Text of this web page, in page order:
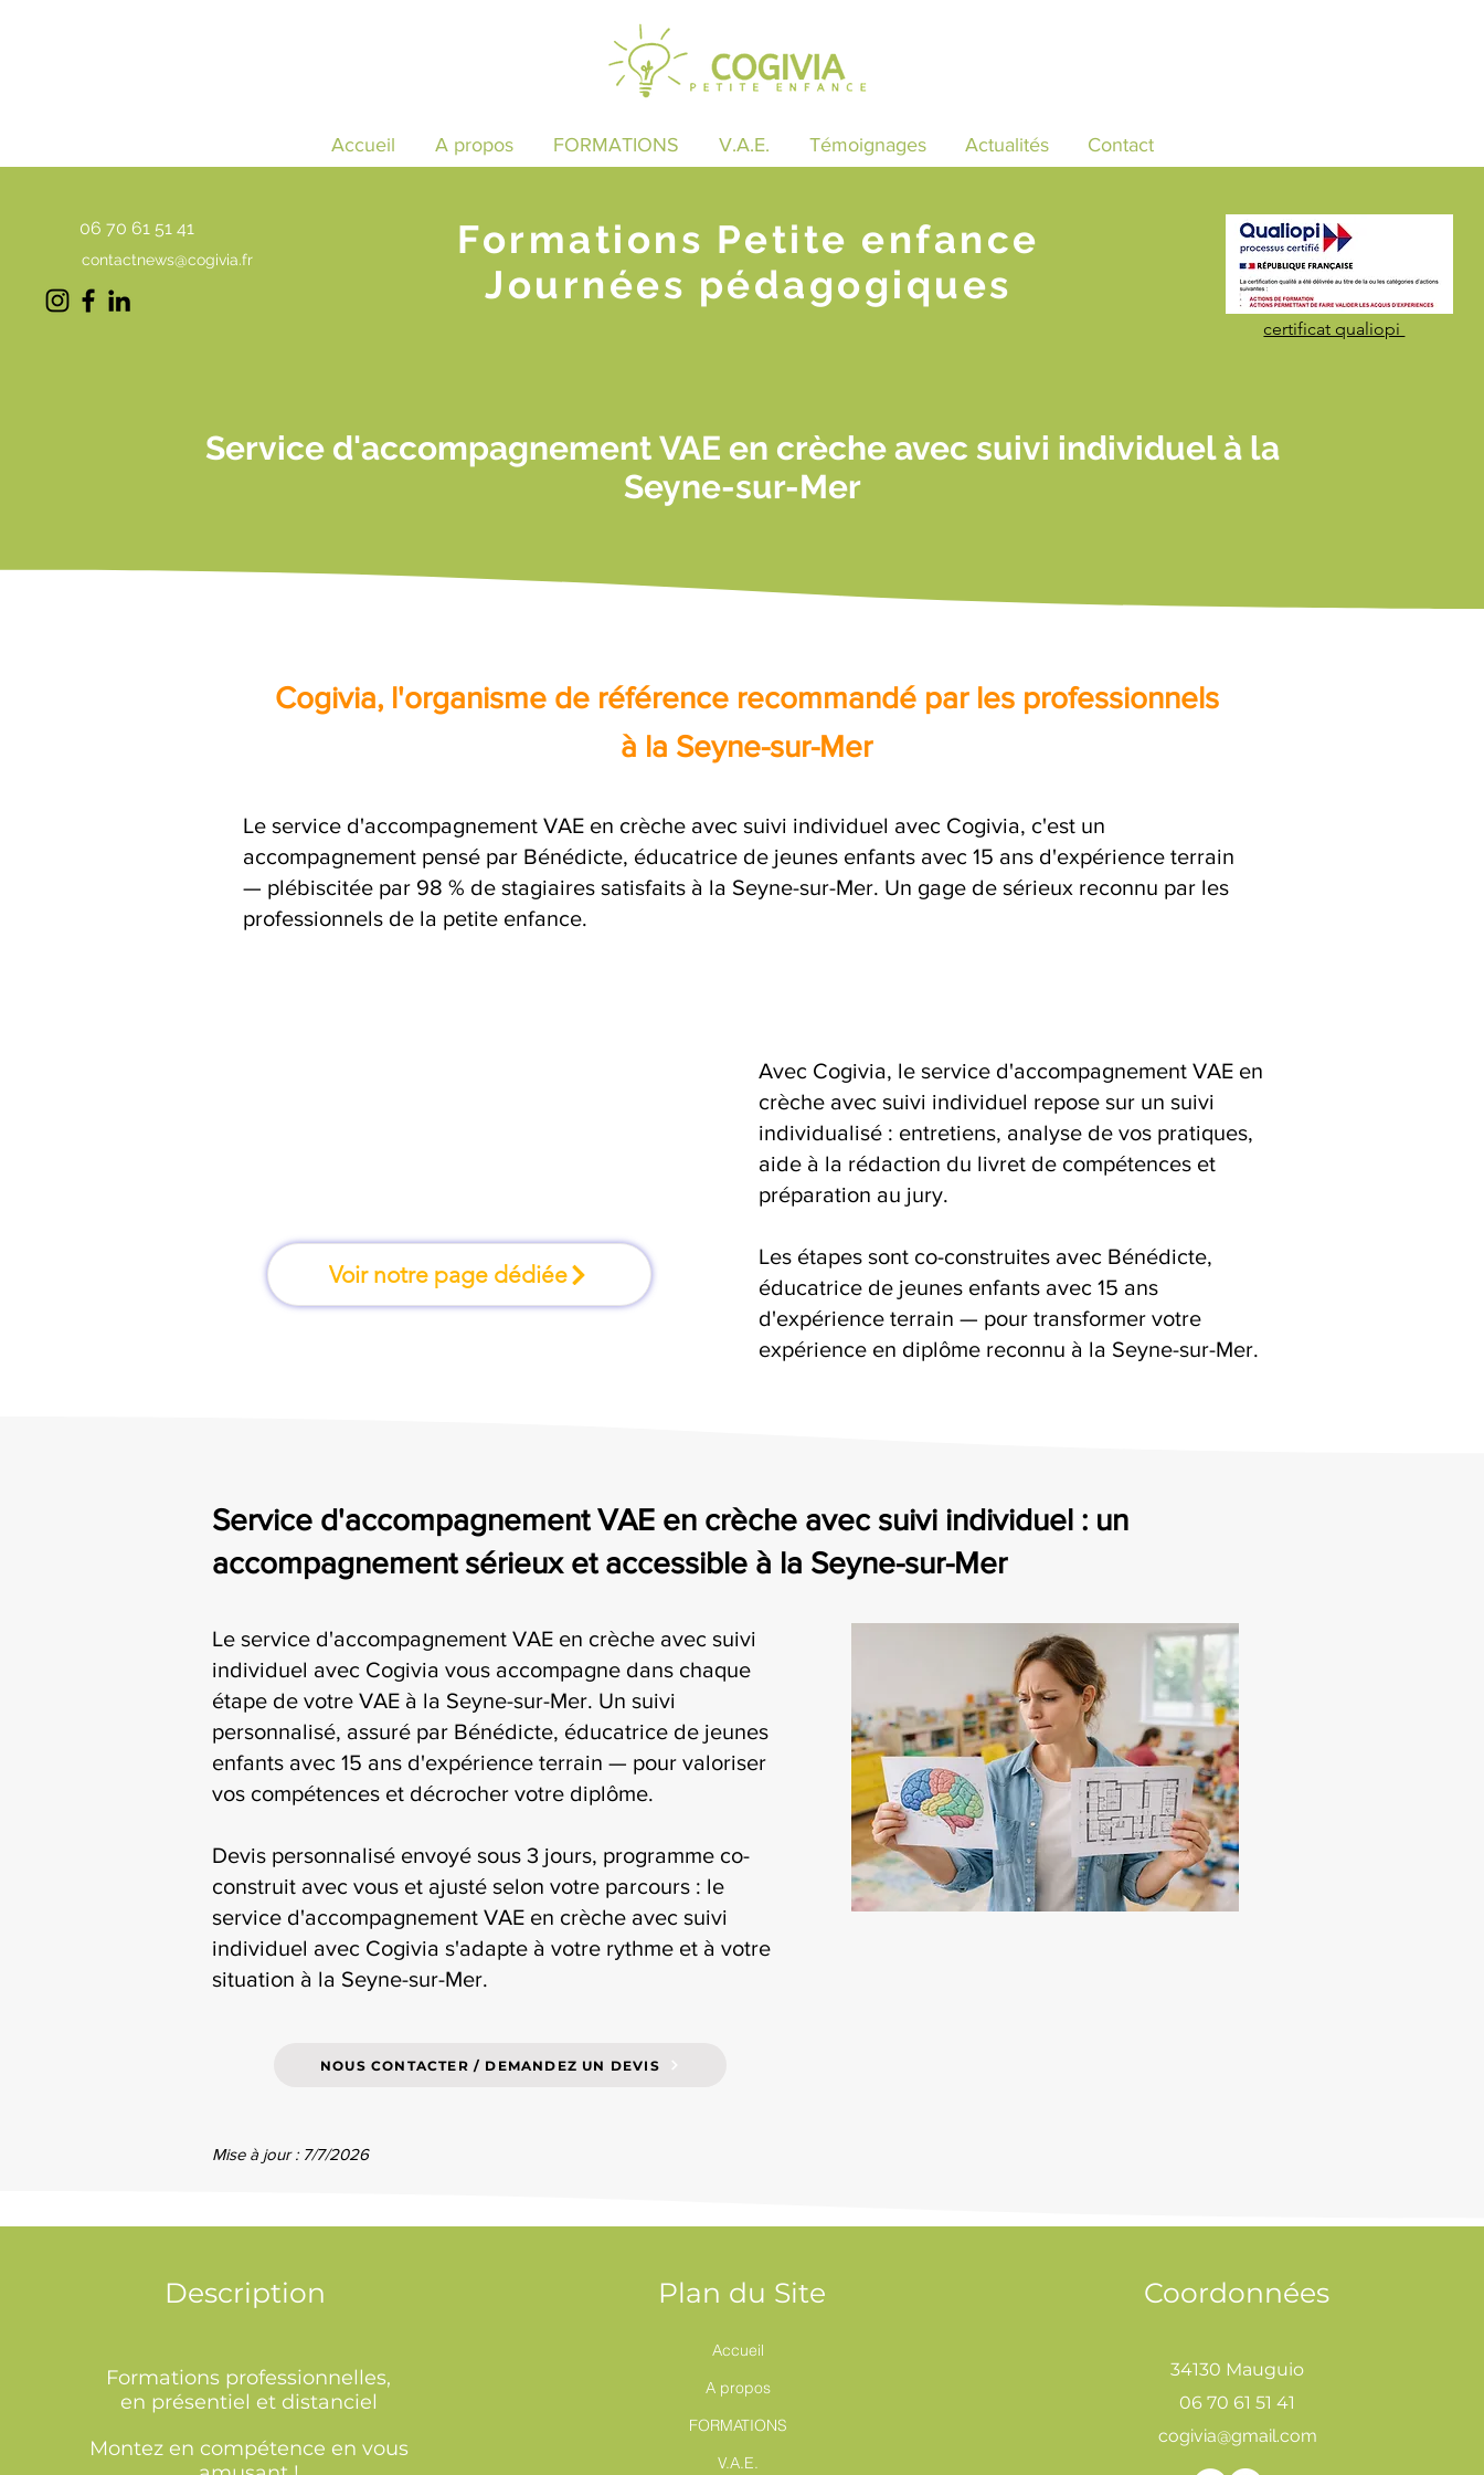
Accueil A propos FORMATIONS V.A.E. Témoignages Actualités Contact
06 70 61 51 41
contactnews@cogivia.fr
Formations Petite enfance
Journées pédagogiques
certificat qualiopi
Service d'accompagnement VAE en crèche avec suivi individuel à la
Seyne-sur-Mer
Cogivia, l'organisme de référence recommandé par les professionnels
à la Seyne-sur-Mer
Le service d'accompagnement VAE en crèche avec suivi individuel avec Cogivia, c'est un
accompagnement pensé par Bénédicte, éducatrice de jeunes enfants avec 15 ans d'expérience terrain
— plébiscitée par 98 % de stagiaires satisfaits à la Seyne-sur-Mer. Un gage de sérieux reconnu par les
professionnels de la petite enfance.
Voir notre page dédiée
Avec Cogivia, le service d'accompagnement VAE en
crèche avec suivi individuel repose sur un suivi
individualisé : entretiens, analyse de vos pratiques,
aide à la rédaction du livret de compétences et
préparation au jury.
Les étapes sont co-construites avec Bénédicte,
éducatrice de jeunes enfants avec 15 ans
d'expérience terrain — pour transformer votre
expérience en diplôme reconnu à la Seyne-sur-Mer.
Service d'accompagnement VAE en crèche avec suivi individuel : un
accompagnement sérieux et accessible à la Seyne-sur-Mer
Le service d'accompagnement VAE en crèche avec suivi
individuel avec Cogivia vous accompagne dans chaque
étape de votre VAE à la Seyne-sur-Mer. Un suivi
personnalisé, assuré par Bénédicte, éducatrice de jeunes
enfants avec 15 ans d'expérience terrain — pour valoriser
vos compétences et décrocher votre diplôme.
Devis personnalisé envoyé sous 3 jours, programme co-
construit avec vous et ajusté selon votre parcours : le
service d'accompagnement VAE en crèche avec suivi
individuel avec Cogivia s'adapte à votre rythme et à votre
situation à la Seyne-sur-Mer.
NOUS CONTACTER / DEMANDEZ UN DEVIS
Mise à jour : 7/7/2026
Description
Formations professionnelles,
en présentiel et distanciel
Montez en compétence en vous
Plan du Site
Accueil
A propos
FORMATIONS
V.A.E.
Coordonnées
34130 Mauguio
06 70 61 51 41
cogivia@gmail.com